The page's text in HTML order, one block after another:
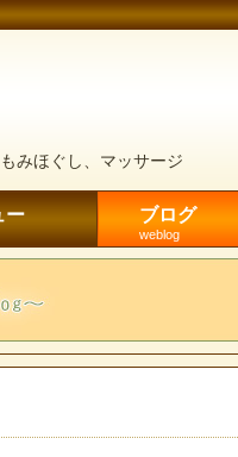
みほぐし、マッサージ
ー ブログ
weblog